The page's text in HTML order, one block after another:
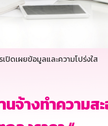
เปิดเผยข้อมูลและความโปร่งใส
นจ้างทำความ